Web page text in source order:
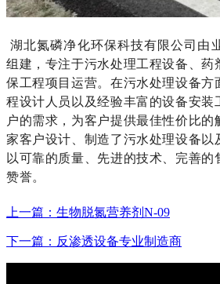
湖北氮磷净化环保科技有限公司由
组建，专注于污水处理工程设备、药
保工程项目运营。在污水处理设备方
程设计人员以及经验丰富的设备安装
户的需求，为客户提供最佳性价比的
家客户设计、制造了污水处理设备以
以可靠的质量、先进的技术、完善的
赞誉。
上一篇：生物脱氮营养剂N-09
下一篇：反渗透设备专业制造商